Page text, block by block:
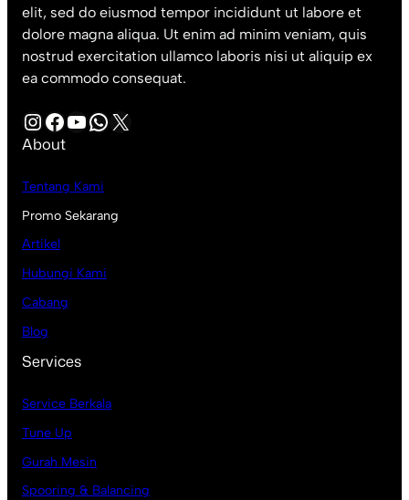
elit, sed do eiusmod tempor incididunt ut labore et
dolore magna aliqua. Ut enim ad minim veniam, quis
nostrud exercitation ullamco laboris nisi ut aliquip ex
ea commodo consequat.
InstagramFacebook YouTube WhatsApp X
About
Tentang Kami
Promo Sekarang
Artikel
Hubungi Kami
Cabang
Blog
Services
Service Berkala
Tune Up
Gurah Mesin
Spooring & Balancing